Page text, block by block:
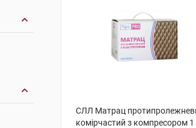
СЛЛ Матрац
комірчастий з компресором